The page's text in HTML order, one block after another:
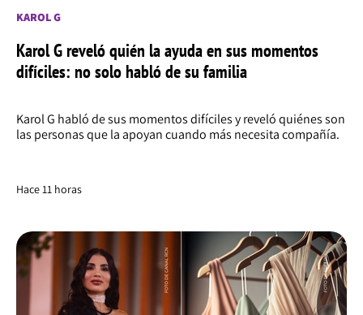
KAROL G
Karol G reveló quién la ayuda en sus momentos
difíciles: no solo habló de su familia
Karol G habló de sus momentos difíciles y reveló quiénes son
las personas que la apoyan cuando más necesita compañía.
Hace 11 horas